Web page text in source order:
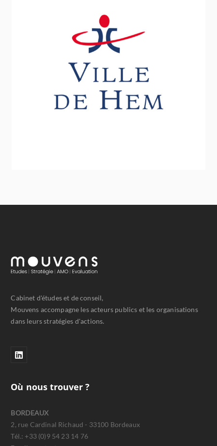
Ville de Hem
Inclusion - Solidarité - Social
Cabinet d'études et de conseil,
Mouvens accompagne les acteurs publics et les organisations
dans leurs stratégies d'actions.
Où nous trouver ?
BORDEAUX
2, rue Cardinal Richaud - 33100 Bordeaux
Tél.: +33 (0)9 54 23 14 76